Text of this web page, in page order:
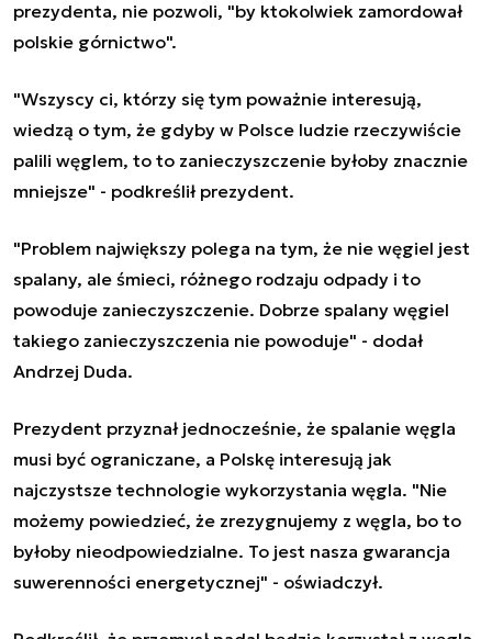
prezydenta, nie pozwoli, "by ktokolwiek zamordował
polskie górnictwo".
"Wszyscy ci, którzy się tym poważnie interesują,
wiedzą o tym, że gdyby w Polsce ludzie rzeczywiście
palili węglem, to to zanieczyszczenie byłoby znacznie
mniejsze" - podkreślił prezydent.
"Problem największy polega na tym, że nie węgiel jest
spalany, ale śmieci, różnego rodzaju odpady i to
powoduje zanieczyszczenie. Dobrze spalany węgiel
takiego zanieczyszczenia nie powoduje" - dodał
Andrzej Duda.
Prezydent przyznał jednocześnie, że spalanie węgla
musi być ograniczane, a Polskę interesują jak
najczystsze technologie wykorzystania węgla. "Nie
możemy powiedzieć, że zrezygnujemy z węgla, bo to
byłoby nieodpowiedzialne. To jest nasza gwarancja
suwerenności energetycznej" - oświadczył.